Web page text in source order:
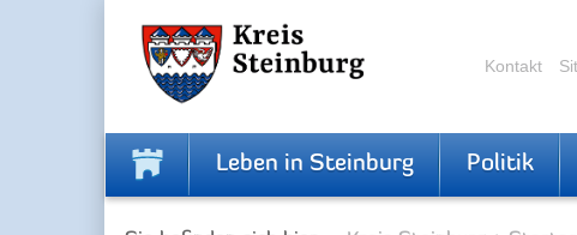
Kontakt
Leben in Steinburg Politik